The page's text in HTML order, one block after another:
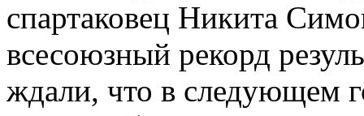
спартаковец Никита
всесоюзный рекорд
ждали, что в следующем